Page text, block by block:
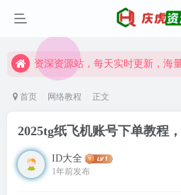
资深资源站，每天实时更新，海
【启明网】找项目 + 低成本创业 + 减少信息
资深资源站，每天实时更新，海
首页 网络教程 正文
2025tg纸飞机账号下单教程
ID大全
1年前发布